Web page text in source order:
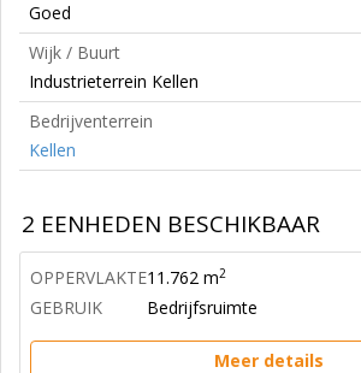
Goed
Wijk / Buurt
Industrieterrein Kellen
Bedrijventerrein
Kellen
2 EENHEDEN BESCHIKBAAR
OPPERVLAKTE11.762 m2
GEBRUIK Bedrijfsruimte
Meer details